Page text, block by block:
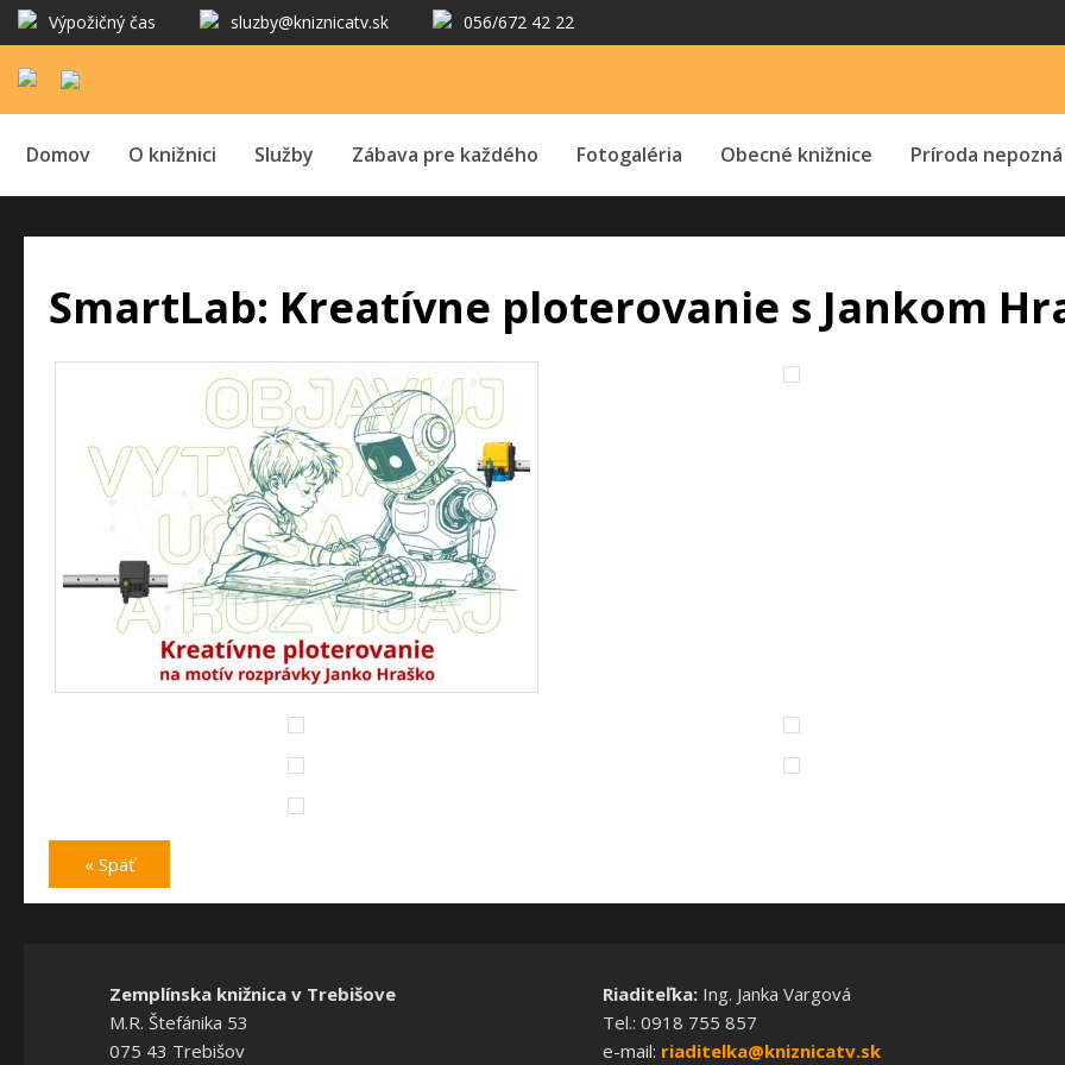
Výpožičný čas sluzby@kniznicatv.sk 056/672 42 22
Domov O knižnici Služby Zábava pre každého Fotogaléria Obecné knižnice Príroda
SmartLab: Kreatívne ploterovanie s Jankom
« Späť
Zemplínska knižnica v Trebišove
M.R. Štefánika 53
075 43 Trebišov
Riaditeľka:Ing. Janka Vargová
Tel.: 0918 755 857
e-mail: riaditelka@kniznicatv.sk